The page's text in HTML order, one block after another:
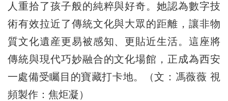
人重拾了孩子般的純粹與好奇。她認為數字技
術有效拉近了傳統文化與大眾的距離，讓非物
質文化遺産更易被感知、更貼近生活。這座將
傳統與現代巧妙融合的文化場館，正成為西安
一處備受矚目的寶藏打卡地。（文：馮薇薇 視
頻製作：焦炬凝）